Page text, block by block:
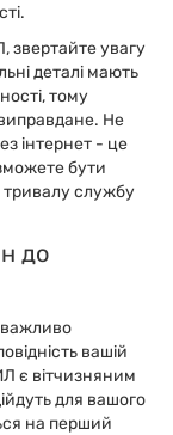
звертайте увагу
деталі мають
тому
Не
інтернет - це
бути
тривалу службу
до
важливо
вашій
є вітчизняним
для вашого
на перший